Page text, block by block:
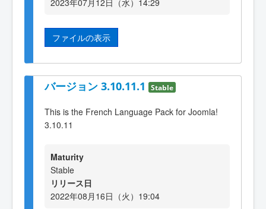
ファイルの表示
バージョン 3.10.11.1 Stable
This is the French Language Pack for Joomla!
3.10.11
Maturity
Stable
リリース日
2022年08月16日（火）19:04